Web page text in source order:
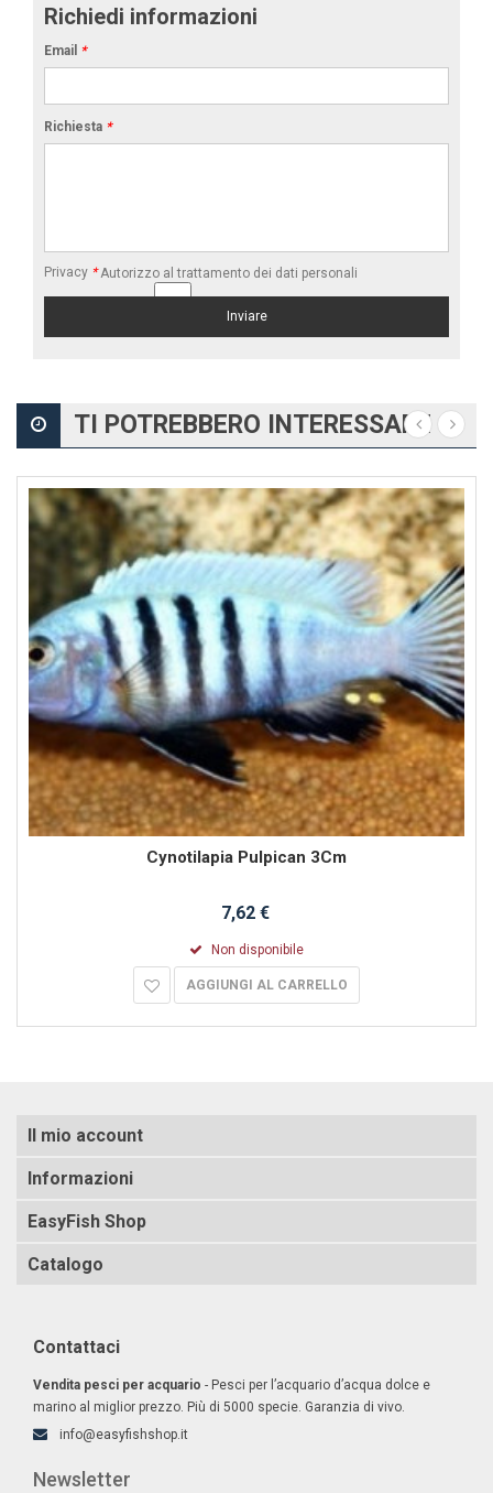
Richiedi informazioni
Email *
Richiesta *
Privacy * Autorizzo al trattamento dei dati personali
TI POTREBBERO INTERESSARE
Cynotilapia Pulpican 3Cm
7,62 €
Non disponibile
AGGIUNGI AL CARRELLO
Il mio account
Informazioni
EasyFish Shop
Catalogo
Contattaci
Vendita pesci per acquario - Pesci per l’acquario d’acqua dolce e
marino al miglior prezzo. Più di 5000 specie. Garanzia di vivo.
info@easyfishshop.it
Newsletter